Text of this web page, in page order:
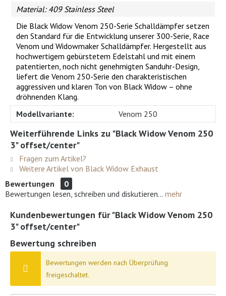
Material: 409 Stainless Steel
Die Black Widow Venom 250-Serie Schalldämpfer setzen
den Standard für die Entwicklung unserer 300-Serie, Race
Venom und Widowmaker Schalldämpfer. Hergestellt aus
hochwertigem gebürstetem Edelstahl und mit einem
patentierten, noch nicht genehmigten Sanduhr-Design,
liefert die Venom 250-Serie den charakteristischen
aggressiven und klaren Ton von Black Widow – ohne
dröhnenden Klang.
Modellvariante:
Venom 250
Weiterführende Links zu "Black Widow Venom 250
3" offset/center"
Fragen zum Artikel?
Weitere Artikel von Black Widow Exhaust
Bewertungen
0
Bewertungen lesen, schreiben und diskutieren... mehr
Kundenbewertungen für "Black Widow Venom 250
3" offset/center"
Bewertung schreiben
Bewertungen werden nach Überprüfung
freigeschaltet.